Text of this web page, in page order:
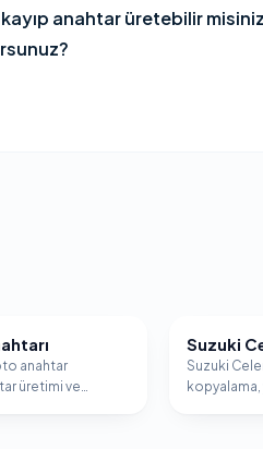
anahtar üretebilir
anahtar
üretimi ve
SUZUKI
Suzuki
Suzuki